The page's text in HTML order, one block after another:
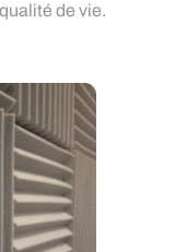
de vie.